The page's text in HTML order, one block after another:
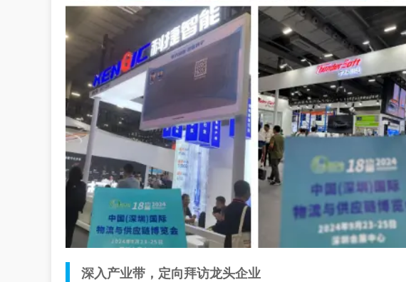
深入产业带，定向拜访龙头企业